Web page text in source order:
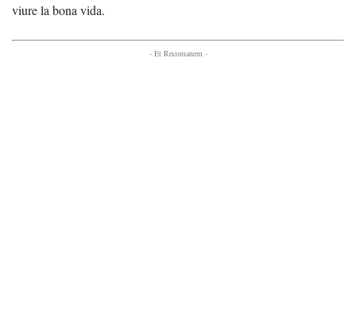
viure la bona vida.
- Et Recomanem -